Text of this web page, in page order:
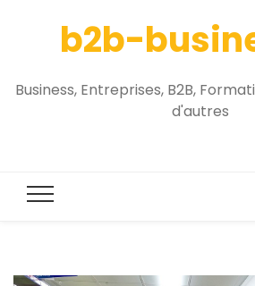
b2b-
Business, Entreprises, B2B,
d'autres